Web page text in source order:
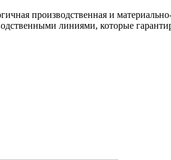
производственная и
линиями, которые